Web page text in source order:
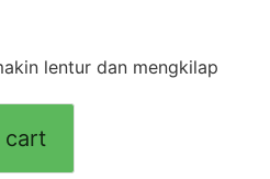
lentur dan mengkilap
cart